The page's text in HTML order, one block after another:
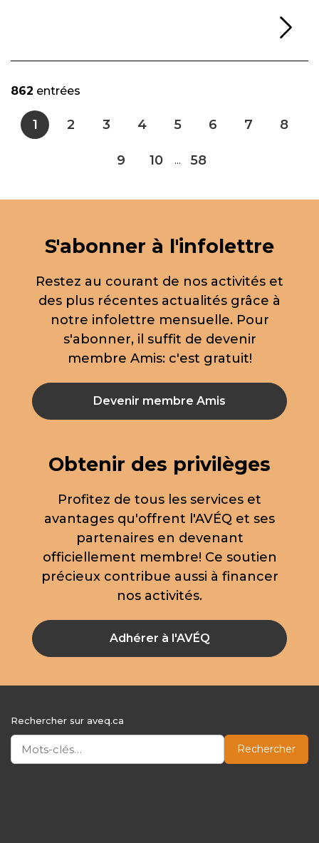
862 entrées
1 2 3 4 5 6 7 8
9 10 ... 58
S'abonner à l'infolettre
Restez au courant de nos activités et
des plus récentes actualités grâce à
notre infolettre mensuelle. Pour
s'abonner, il suffit de devenir
membre Amis: c'est gratuit!
Devenir membre Amis
Obtenir des privilèges
Profitez de tous les services et
avantages qu'offrent l'AVÉQ et ses
partenaires en devenant
officiellement membre! Ce soutien
précieux contribue aussi à financer
nos activités.
Adhérer à l'AVÉQ
Rechercher sur aveq.ca
Rechercher